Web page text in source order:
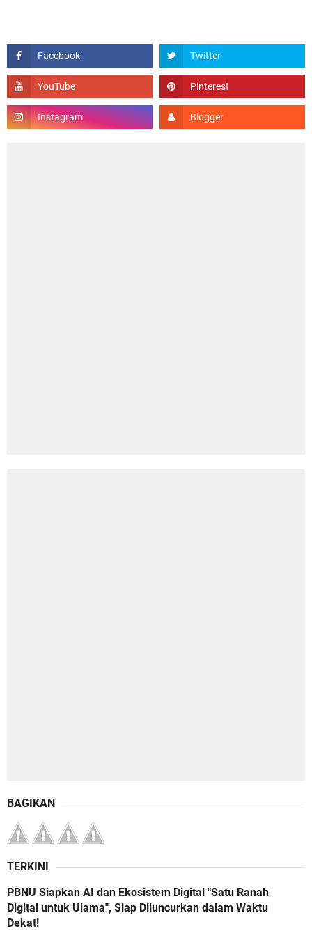
BAGIKAN
TERKINI
PBNU Siapkan AI dan Ekosistem Digital "Satu Ranah
Digital untuk Ulama", Siap Diluncurkan dalam Waktu
Dekat!